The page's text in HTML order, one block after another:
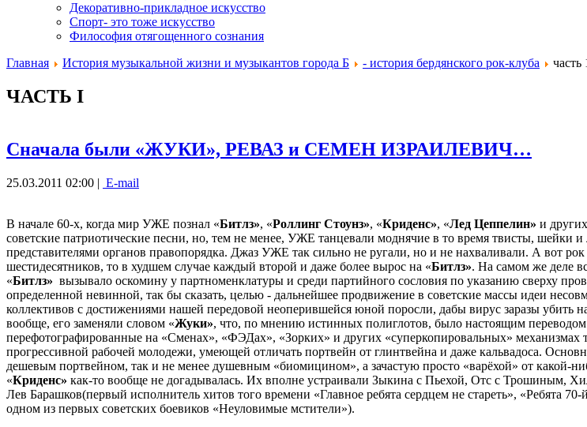
Декоративно-прикладное искусство
Спорт- это тоже искусство
Философия отягощенного сознания
Главная
История музыкальной жизни и музыкантов города Б - история бердянского рок-клуба часть
ЧАСТЬ I
Сначала были «ЖУКИ», РЕВАЗ и СЕМЕН ИЗРАИЛЕВИЧ…
25.03.2011 02:00 | E-mail
В начале 60-х, когда мир УЖЕ познал «Битлз», «Роллинг Стоунз», «Криденс», «Лед Цеппелин» и
советские патриотические песни, но, тем не менее, УЖЕ танцевали моднячие в то время твисты, шейки
представителями органов правопорядка. Джаз УЖЕ так сильно не ругали, но и не нахваливали. А вот
шестидесятников, то в худшем случае каждый второй и даже более вырос на «Битлз». На самом же деле
«Битлз» вызывало оскомину у партноменклатуры и среди партийного сословия по указанию сверху
определенной невинной, так бы сказать, целью - дальнейшее продвижение в советские массы идеи
коллективов с достижениями нашей передовой неоперившейся юной поросли, дабы вирус заразы убить
вообще, его заменяли словом «Жуки», что, по мнению истинных полиглотов, было настоящим переводом
перефотографированные на «Сменах», «ФЭДах», «Зорких» и других «суперкопировальных» механизмах
прогрессивной рабочей молодежи, умеющей отличать портвейн от глинтвейна и даже кальвадоса.
дешевым портвейном, так и не менее душевным «биомицином», а зачастую просто «варёхой» от какой-
«Криденс» как-то вообще не догадывалась. Их вполне устраивали Зыкина с Пьехой, Отс с Трошиным,
Лев Барашков(первый исполнитель хитов того времени «Главное ребята сердцем не стареть», «Ребята
одном из первых советских боевиков «Неуловимые мстители»).